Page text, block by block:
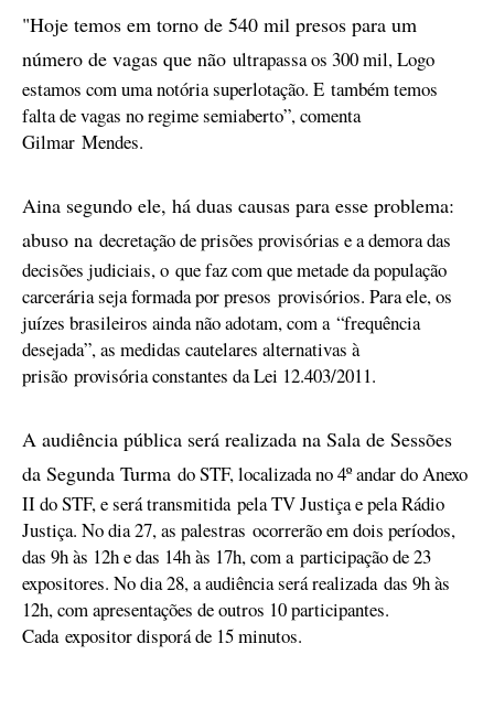
"Hoje temos em torno de 540 mil presos para um
número de vagas que não ultrapassa os 300 mil, Logo
estamos com uma notória superlotação. E também temos
falta de vagas no regime semiaberto”, comenta
Gilmar Mendes.
Aina segundo ele, há duas causas para esse problema:
abuso na decretação de prisões provisórias e a demora das
decisões judiciais, o que faz com que metade da população
carcerária seja formada por presos provisórios. Para ele, os
juízes brasileiros ainda não adotam, com a “frequência
desejada”, as medidas cautelares alternativas à
prisão provisória constantes da Lei 12.403/2011.
A audiência pública será realizada na Sala de Sessões
da Segunda Turma do STF, localizada no 4º andar do Anexo
II do STF, e será transmitida pela TV Justiça e pela Rádio
Justiça. No dia 27, as palestras ocorrerão em dois períodos,
das 9h às 12h e das 14h às 17h, com a participação de 23
expositores. No dia 28, a audiência será realizada das 9h às
12h, com apresentações de outros 10 participantes.
Cada expositor disporá de 15 minutos.